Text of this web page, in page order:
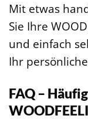
Mit etwas
Sie Ihre
und einfach
Ihr
FAQ –